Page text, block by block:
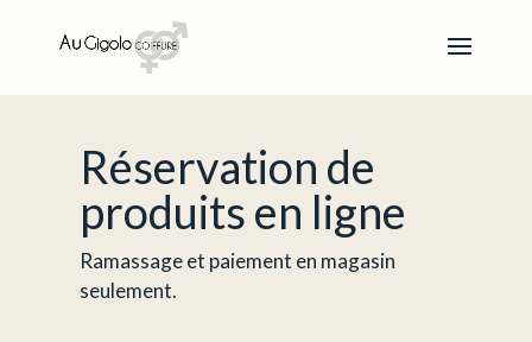
Réservation de
produits en ligne
Ramassage et paiement en magasin
seulement.